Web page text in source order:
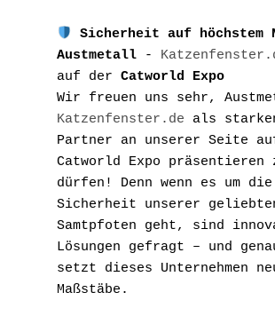
Sicherheit auf höchstem
Austmetall -
auf der Catworld Expo
Katzenfenster.de als
Partner an unserer Seite
Catworld Expo präsentieren
dürfen! Denn wenn es um die
Sicherheit unserer
Samtpfoten geht, sind
Lösungen gefragt – und
setzt dieses Unternehmen
Maßstäbe.